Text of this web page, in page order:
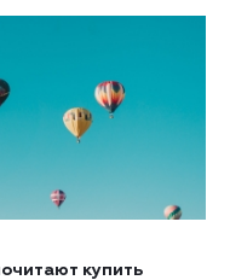
купить